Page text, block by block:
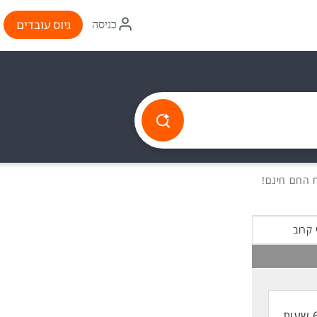
איקון
התחברות
כניסה גיוס עובדים
קרוב